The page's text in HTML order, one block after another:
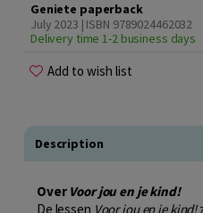
Geniete paperback
July 2023 | ISBN 9789024462032
Delivery time 1-2 business days
Add to wish list
Description
Over Voor jou en je kind!
De lessen Voor jou en je kind!